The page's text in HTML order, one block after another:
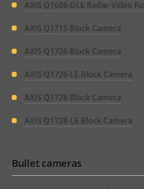
AXIS Q1686-DLE Radar-Video
AXIS Q1715 Block Camera
AXIS Q1726 Block Camera
AXIS Q1726-LE Block Camera
AXIS Q1728 Block Camera
AXIS Q1728-LE Block Camera
Bullet cameras